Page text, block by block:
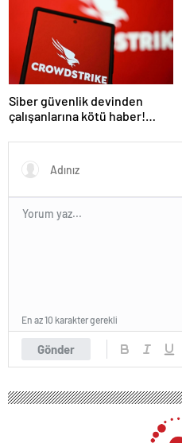
Siber güvenlik devinden
çalışanlarına kötü haber!
Gönder
En az 10 karakter gerekli